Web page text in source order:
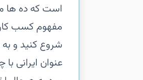
است که ده ها
مفهوم کسب
شروع کنید و به
عنوان ایرانی